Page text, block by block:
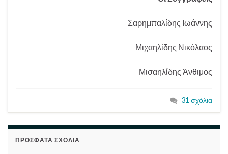
Σαρημπαλίδης Ιωάννης
Μιχαηλίδης Νικόλαος
Μισαηλίδης Άνθιμος
31 σχόλια
ΠΡΌΣΦΑΤΑ ΣΧΌΛΙΑ